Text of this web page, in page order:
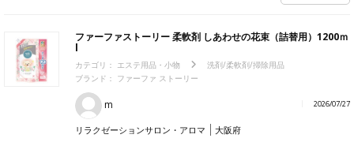
ファーファストーリー 柔軟剤 しあわせの花束（詰替用）1200ｍ
l
カテゴリ： エステ用品・小物
洗剤/柔軟剤/掃除用品
ブランド： ファーファ ストーリー
m 2026/07/27
リラクゼーションサロン・アロマ 大阪府